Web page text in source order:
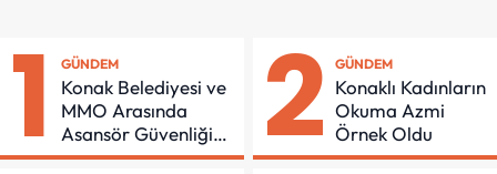
1 GÜNDEM
Konak Belediyesi ve
MMO Arasında
Asansör Güvenliği
İçin Önemli Protokol
2 GÜNDEM
Konaklı Kadınların
Okuma Azmi
Örnek Oldu